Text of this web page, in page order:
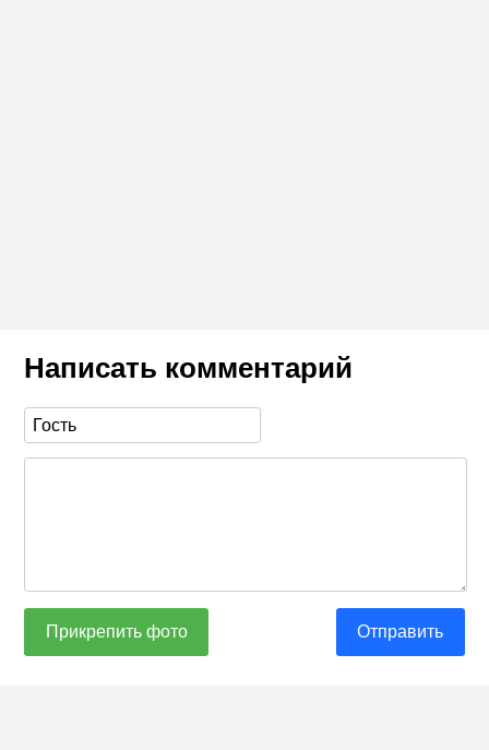
Написать комментарий
Прикрепить фото Отправить